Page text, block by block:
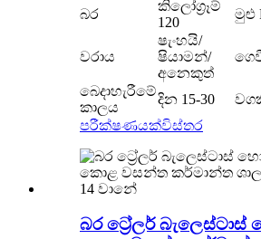
බර
කිලෝග්‍රෑම්
120
මුළු
වරාය
ෂැංහයි/
ෂියාමන්/
අනෙකුත්
බෙදාහැරීමේ
කාලය
දින 15-30
පරීක්ෂණයක්විස්තර
බර ට්‍රේලර් බැලෙස්ටාස්